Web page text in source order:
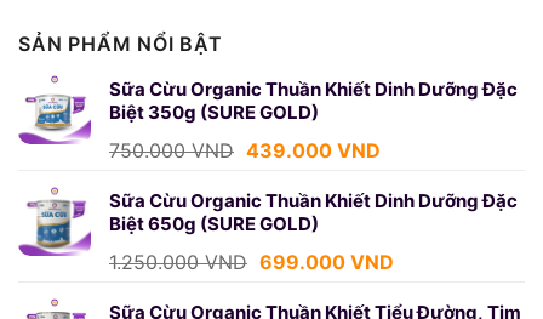
SẢN PHẨM NỔI BẬT
Sữa Cừu Organic Thuần Khiết Dinh Dưỡng Đặc
Biệt 350g (SURE GOLD)
750.000VND Giá
là:
750.000 VND.
439.000 VNDGiá
tại
439.000 VND.
Sữa Cừu Organic Thuần Khiết Dinh Dưỡng Đặc
Biệt 650g (SURE GOLD)
1.250.000VND Giá
là:
699.000 VNDGiá
tại
Sữa Cừu Organic Thuần Khiết Tiểu Đường, Tim